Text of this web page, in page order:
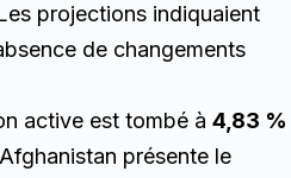
projections indiquaient
de changements
active est tombé à 4,83 %
présente le